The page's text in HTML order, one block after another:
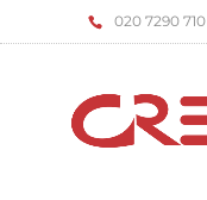
‌020 7290 710